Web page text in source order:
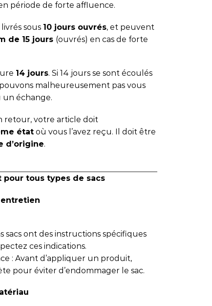
période de forte affluence.
sous 10 jours ouvrés, et peuvent
de 15 jours (ouvrés) en cas de forte
14 jours. Si 14 jours se sont écoulés
malheureusement pas vous
échange.
retour, votre article doit
état où vous l’avez reçu. Il doit être
d’origine.
pour tous types de sacs
entretien
sacs ont des instructions spécifiques
ces indications.
: Avant d’appliquer un produit,
pour éviter d’endommager le sac.